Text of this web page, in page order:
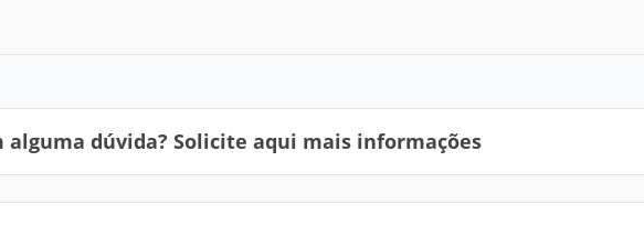
alguma dúvida? Solicite aqui mais informações